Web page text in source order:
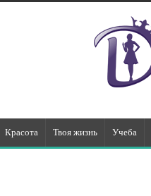
Красота Твоя жизнь Учеба